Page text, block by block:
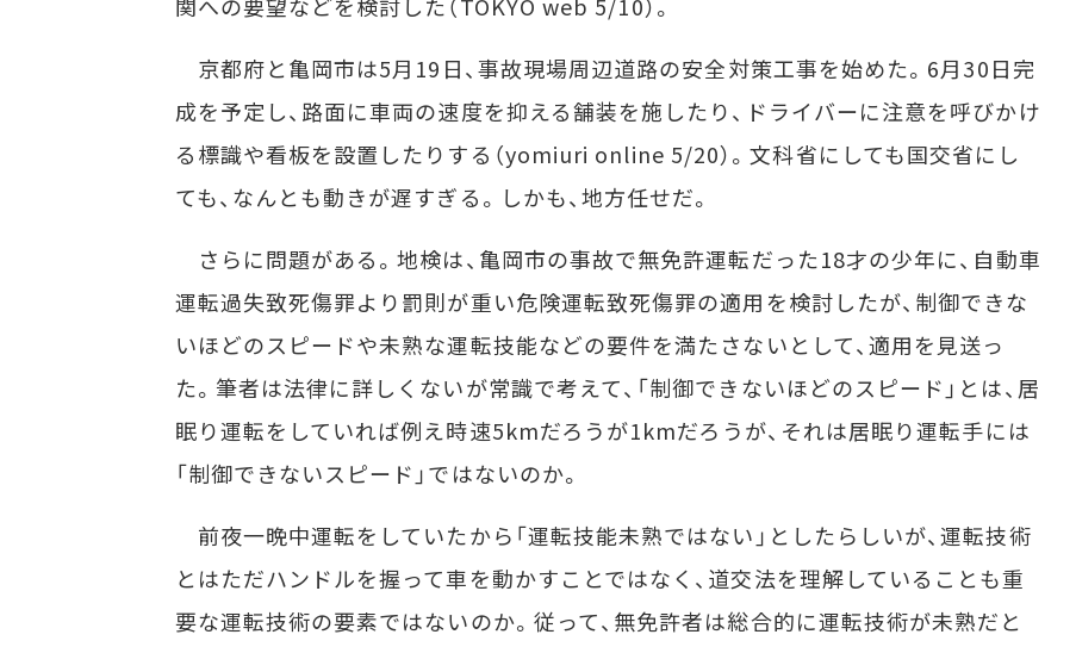
京都府と亀岡市は5月19日、事故現場周辺道路の安全対策工事を始めた。6月30日完
成を予定し、路面に車両の速度を抑える舗装を施したり、ドライバーに注意を呼びかけ
る標識や看板を設置したりする（yomiuri online 5/20）。文科省にしても国交省にし
ても、なんとも動きが遅すぎる。しかも、地方任せだ。
さらに問題がある。地検は、亀岡市の事故で無免許運転だった18才の少年に、自動車
運転過失致死傷罪より罰則が重い危険運転致死傷罪の適用を検討したが、制御できな
いほどのスピードや未熟な運転技能などの要件を満たさないとして、適用を見送っ
た。筆者は法律に詳しくないが常識で考えて、「制御できないほどのスピード」とは、居
眠り運転をしていれば例え時速5kmだろうが1kmだろうが、それは居眠り運転手には
「制御できないスピード」ではないのか。
前夜一晩中運転をしていたから「運転技能未熟ではない」としたらしいが、運転技術
とはただハンドルを握って車を動かすことではなく、道交法を理解していることも重
要な運転技術の要素ではないのか。従って、無免許者は総合的に運転技術が未熟だと